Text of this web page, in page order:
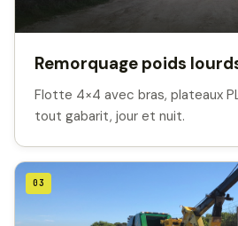
Remorquage poids
Flotte 4×4 avec bras, plateaux
tout gabarit, jour et nuit.
03